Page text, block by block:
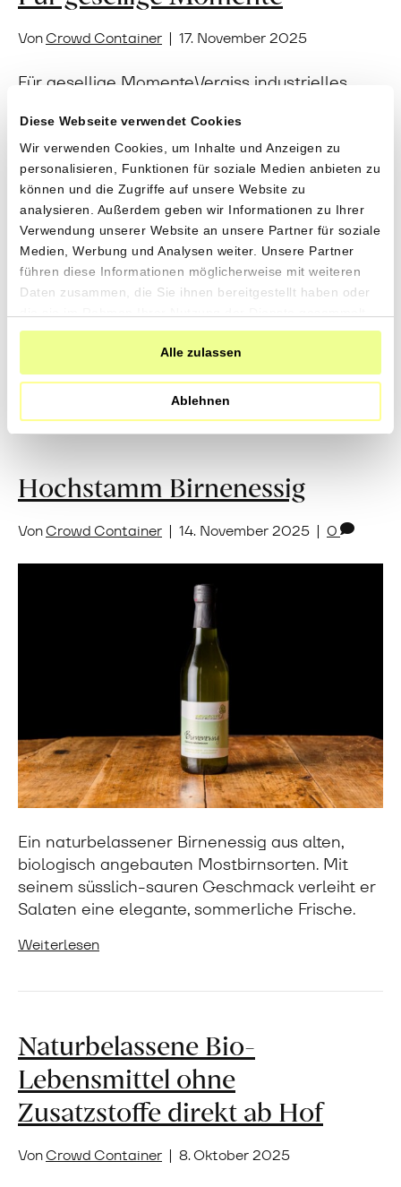
Diese Webseite verwendet Cookies
Wir verwenden Cookies, um Inhalte und Anzeigen zu
personalisieren, Funktionen für soziale Medien anbieten zu
können und die Zugriffe auf unsere Website zu
analysieren. Außerdem geben wir Informationen zu Ihrer
Verwendung unserer Website an unsere Partner für soziale
Medien, Werbung und Analysen weiter. Unsere Partner
führen diese Informationen möglicherweise mit weiteren
Daten zusammen, die Sie ihnen bereitgestellt haben oder
haben.
Alle zulassen
Ablehnen
VonCrowd Container | 17. November 2025
Für gesellige MomenteVergiss industrielles
Weizen, die Kraft sonnengereifter Oliven und
die Reinheit unserer Bio-Weine. Für einen
Feierabend voller Energie und ohne
Kompromisse. «Manzanilla» Oliven mit
Bergkräuternvon Tierra y Libertad aus
Fuenteheridos,
Andalusien280gCHF 6.90CHF 2.46 pro 100gIn
den Warenkorb«Manzanilla» Oliven naturevon
Tierra y Libertad aus Fuenteheridos,
Andalusien280gCHF 6.90CHF 2.46 pro 100gIn
den WarenkorbOlivenöl «Arbequina» Extra…
Weiterlesen
Hochstamm Birnenessig
VonCrowd Container | 14. November 2025 | 0
Ein naturbelassener Birnenessig aus alten,
biologisch angebauten Mostbirnsorten. Mit
seinem süsslich-sauren Geschmack verleiht er
Salaten eine elegante, sommerliche Frische.
Weiterlesen
Naturbelassene Bio-
Lebensmittel ohne
Zusatzstoffe direkt ab Hof
VonCrowd Container | 8. Oktober 2025